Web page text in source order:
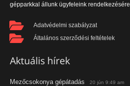
gépparkkal állunk ügyfeleink rendelkezésére.
Adatvédelmi szabályzat
Általános szerződési feltételek
Aktuális hírek
Mezőcsokonya gépátadás 20 jún 9:49 am